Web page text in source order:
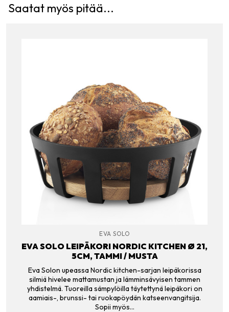
Saatat myös pitää...
EVA SOLO
EVA SOLO LEIPÄKORI NORDIC KITCHEN Ø 21,
5CM, TAMMI / MUSTA
Eva Solon upeassa Nordic kitchen-sarjan leipäkorissa
silmiä hivelee mattamustan ja lämminsävyisen tammen
yhdistelmä. Tuoreilla sämpylöilla täytettynä leipäkori on
aamiais-, brunssi- tai ruokapöydän katseenvangitsija.
Sopii myös…